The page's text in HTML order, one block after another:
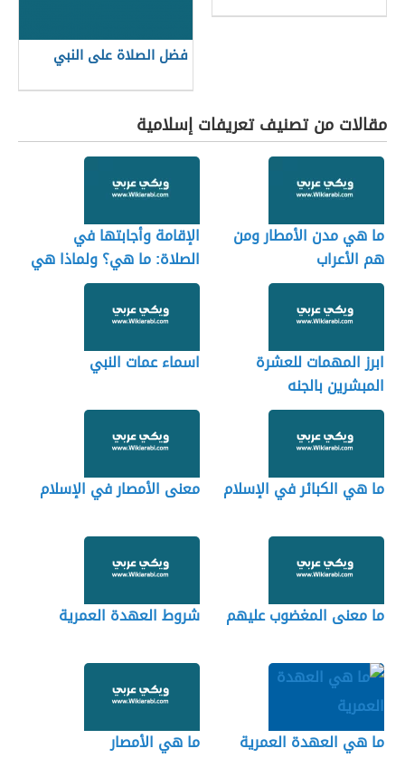
فضل الصلاة على النبي
مقالات من تصنيف تعريفات إسلامية
ما هي مدن الأمطار ومن
هم الأعراب
الإقامة وأجابتها في
الصلاة: ما هي؟ ولماذا هي
مهمة
ابرز المهمات للعشرة
المبشرين بالجنه
اسماء عمات النبي
ما هي الكبائر في الإسلام معنى الأمصار في الإسلام
ما معنى المغضوب عليهم شروط العهدة العمرية
ما هي العهدة العمرية ما هي الأمصار